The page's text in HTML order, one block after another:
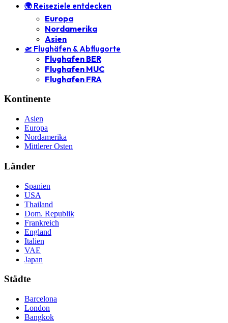
🌍 Reiseziele entdecken
Europa
Nordamerika
Asien
🛫 Flughäfen & Abflugorte
Flughafen BER
Flughafen MUC
Flughafen FRA
Kontinente
Asien
Europa
Nordamerika
Mittlerer Osten
Länder
Spanien
USA
Thailand
Dom. Republik
Frankreich
England
Italien
VAE
Japan
Städte
Barcelona
London
Bangkok